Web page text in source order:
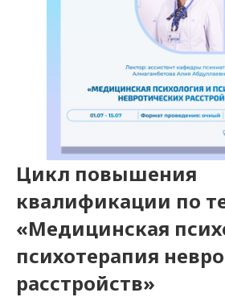
Цикл повышения
квалификации по
«Медицинская
психотерапия
расстройств»